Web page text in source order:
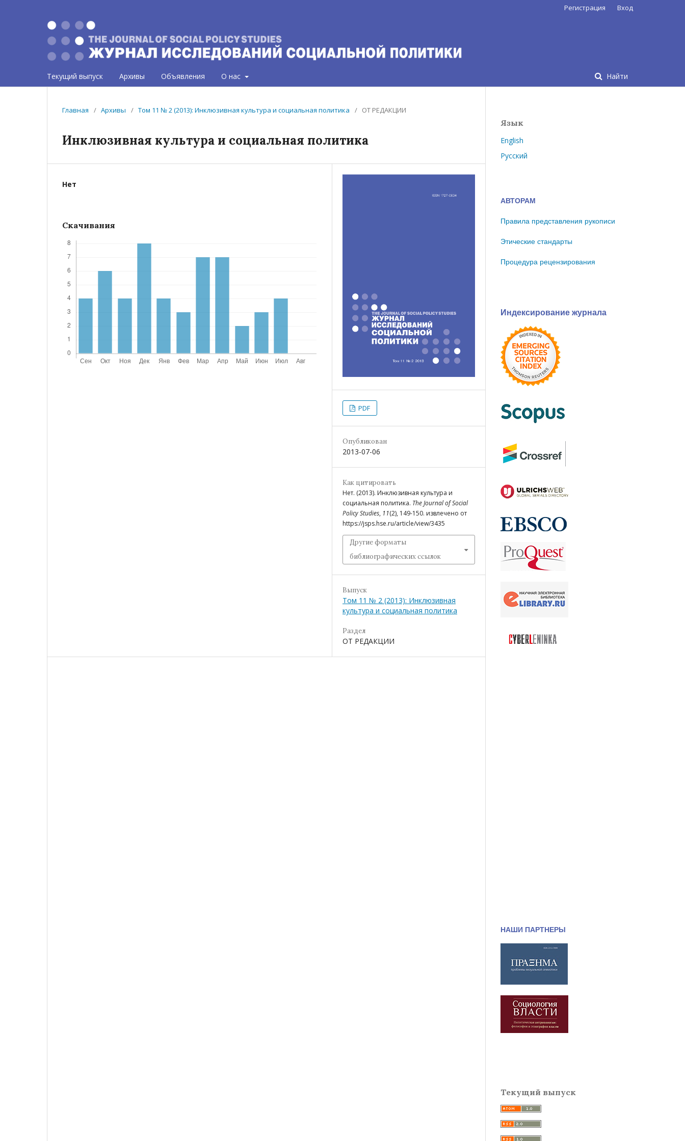
Текущий выпуск Архивы Объявления О нас Найти
Регистрация Вход
Главная / Архивы / Том 11 № 2 (2013): Инклюзивная культура и социальная политика / ОТ РЕДАКЦИИ
Инклюзивная культура и социальная политика
Нет
Скачивания
PDF
Опубликован
2013-07-06
Как цитировать
Нет. (2013). Инклюзивная культура и
социальная политика. The Journal of Social
Policy Studies, 11(2), 149-150. извлечено от
https://jsps.hse.ru/article/view/3435
Другие форматы
библиографических ссылок
Выпуск
Том 11 № 2 (2013): Инклюзивная
культура и социальная политика
Раздел
ОТ РЕДАКЦИИ
Язык
English
Русский
АВТОРАМ
Правила представления рукописи
Этические стандарты
Процедура рецензирования
Индексирование журнала
НАШИ ПАРТНЕРЫ
Текущий выпуск